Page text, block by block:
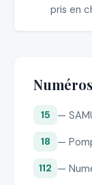
pris en
15 —
18 —
112 —